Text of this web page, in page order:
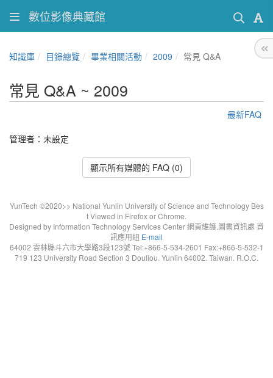
數位影像典藏館
知識庫 目錄總覽 畢業相關活動 2009 常見 Q&A
常見 Q&A ~ 2009
最新FAQ
管理者：未設定
顯示所有媒體的 FAQ (0)
YunTech ©2020>> National Yunlin University of Science and Technology Bes
t Viewed in Firefox or Chrome.
Designed by Information Technology Services Center 網頁維護.圖書資訊處 資
訊應用組 E-mail
64002 雲林縣斗六市大學路3段123號 Tel:+866-5-534-2601 Fax:+866-5-532-1
719 123 University Road Section 3 Douliou. Yunlin 64002. Taiwan. R.O.C.